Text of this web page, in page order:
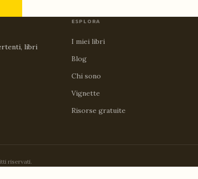
libri
ESPLORA
I miei libri
Blog
Chi sono
Vignette
Risorse gratuite
riservati.